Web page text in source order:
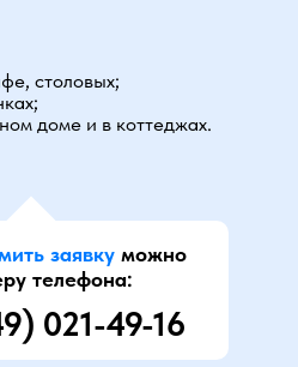
столовых;
доме и в коттеджах.
021-49-16
заявкуможно
телефона: